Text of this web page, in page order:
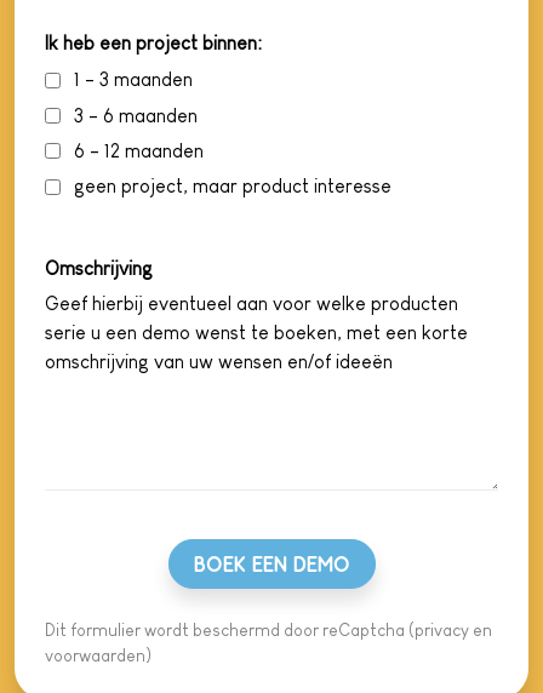
Ik heb een project binnen:
1 - 3 maanden
3 - 6 maanden
6 - 12 maanden
geen project, maar product interesse
Omschrijving
BOEK EEN DEMO
Dit formulier wordt beschermd door reCaptcha (privacy en
voorwaarden)